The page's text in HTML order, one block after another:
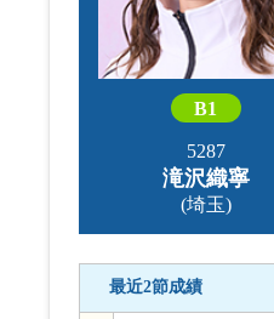
B1
5287
滝沢織寧
(埼玉)
最近2節成績